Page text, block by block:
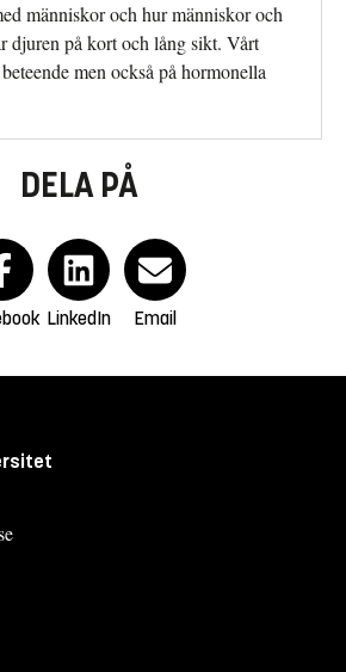
människor och hur människor och
djuren på kort och lång sikt. Vårt
men också på hormonella
DELA PÅ
LinkedIn Email